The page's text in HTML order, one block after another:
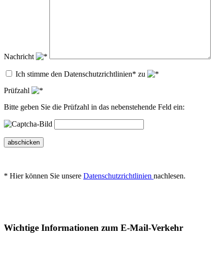
Nachricht
Ich stimme den Datenschutzrichtlinien* zu
Prüfzahl
Bitte geben Sie die Prüfzahl in das nebenstehende Feld ein:
abschicken
* Hier können Sie unsere Datenschutzrichtlinien nachlesen.
Wichtige Informationen zum E-Mail-Verkehr